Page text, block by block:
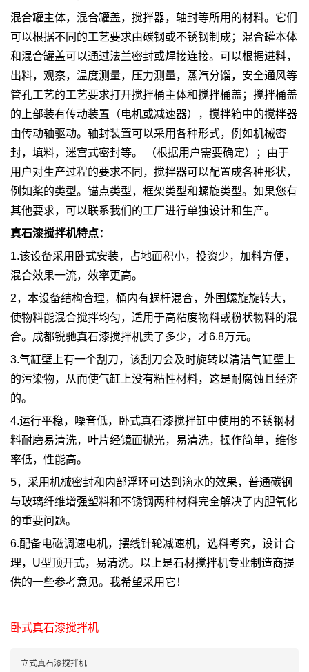
混合罐主体，混合罐盖，搅拌器，轴封等所用的材料。它们
可以根据不同的工艺要求由碳钢或不锈钢制成；混合罐本体
和混合罐盖可以通过法兰密封或焊接连接。可以根据进料，
出料，观察，温度测量，压力测量，蒸汽分馏，安全通风等
管孔工艺的工艺要求打开搅拌桶主体和搅拌桶盖；搅拌桶盖
的上部装有传动装置（电机或减速器），搅拌箱中的搅拌器
由传动轴驱动。轴封装置可以采用各种形式，例如机械密
封，填料，迷宫式密封等。 （根据用户需要确定）；由于
用户对生产过程的要求不同，搅拌器可以配置成各种形状，
例如桨的类型。锚点类型，框架类型和螺旋类型。如果您有
其他要求，可以联系我们的工厂进行单独设计和生产。
真石漆搅拌机特点：
1.该设备采用卧式安装，占地面积小，投资少，加料方便，
混合效果一流，效率更高。
2，本设备结构合理，桶内有蜗杆混合，外围螺旋旋转大，
使物料能混合搅拌均匀，适用于高粘度物料或粉状物料的混
合。成都锐驰真石漆搅拌机卖了多少，才6.8万元。
3.气缸壁上有一个刮刀，该刮刀会及时旋转以清洁气缸壁上
的污染物，从而使气缸上没有粘性材料，这是耐腐蚀且经济
的。
4.运行平稳，噪音低，卧式真石漆搅拌缸中使用的不锈钢材
料耐磨易清洗，叶片经镜面抛光，易清洗，操作简单，维修
率低，性能高。
5，采用机械密封和内部浮环可达到滴水的效果，普通碳钢
与玻璃纤维增强塑料和不锈钢两种材料完全解决了内胆氧化
的重要问题。
6.配备电磁调速电机，摆线针轮减速机，选料考究，设计合
理，U型顶开式，易清洗。以上是石材搅拌机专业制造商提
供的一些参考意见。我希望采用它！
卧式真石漆搅拌机
立式真石漆搅拌机